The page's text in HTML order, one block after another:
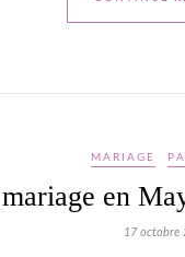
MARIAGE
en
17 octobre